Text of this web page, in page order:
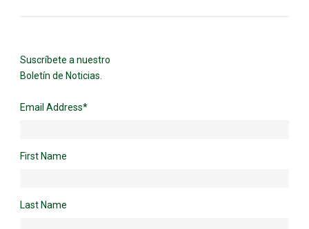
Suscríbete a nuestro
Boletín de Noticias.
Email Address*
First Name
Last Name